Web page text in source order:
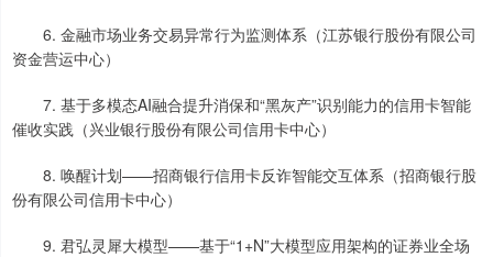
6. 金融市场业务交易异常行为监测体系（江苏银行股份有限公司
资金营运中心）
7. 基于多模态AI融合提升消保和“黑灰产”识别能力的信用卡智能
催收实践（兴业银行股份有限公司信用卡中心）
8. 唤醒计划——招商银行信用卡反诈智能交互体系（招商银行股
份有限公司信用卡中心）
9. 君弘灵犀大模型——基于“1+N”大模型应用架构的证券业全场